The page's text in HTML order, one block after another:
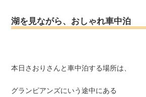
湖を見ながら、おしゃれ車中泊
本日さおりさんと車中泊する場所は、
グランピアンズにいう途中にある